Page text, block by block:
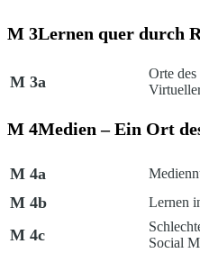
M 3Lernen quer durch
M 3a
Orte
M 4Medien – Ein Ort
M 4a
M 4b Lernen
M 4c
Social